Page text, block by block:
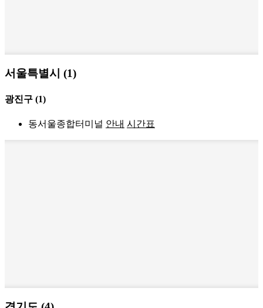
서울특별시 (1)
광진구 (1)
동서울종합터미널 안내 시간표